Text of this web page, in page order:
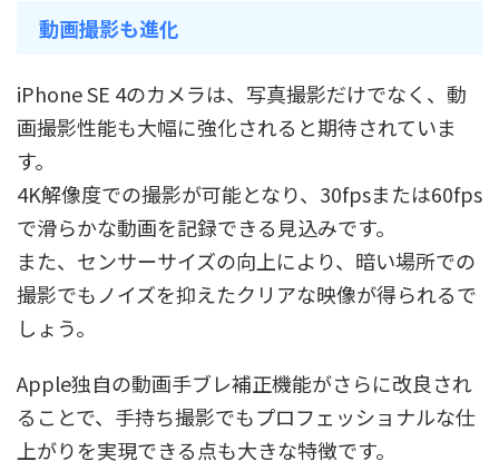
動画撮影も進化
iPhone SE 4のカメラは、写真撮影だけでなく、動
画撮影性能も大幅に強化されると期待されていま
す。
4K解像度での撮影が可能となり、30fpsまたは60fps
で滑らかな動画を記録できる見込みです。
また、センサーサイズの向上により、暗い場所での
撮影でもノイズを抑えたクリアな映像が得られるで
しょう。
Apple独自の動画手ブレ補正機能がさらに改良され
ることで、手持ち撮影でもプロフェッショナルな仕
上がりを実現できる点も大きな特徴です。